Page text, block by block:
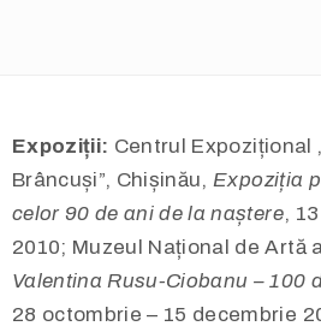
Expoziții: Centrul Expozițional
Brâncuși”, Chișinău, Expoziția
celor 90 de ani de la naștere,
2010; Muzeul Național de Artă
Valentina Rusu-Ciobanu – 100
28 octombrie – 15 decembrie